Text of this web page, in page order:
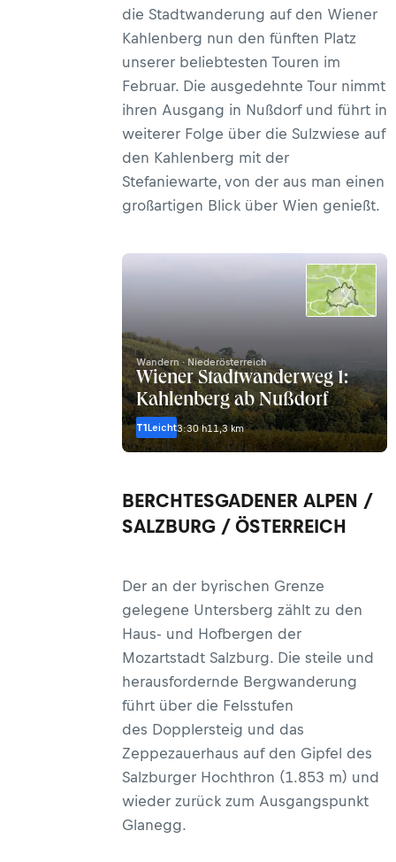
die Stadtwanderung auf den Wiener
Kahlenberg nun den fünften Platz
unserer beliebtesten Touren im
Februar. Die ausgedehnte Tour nimmt
ihren Ausgang in Nußdorf und führt in
weiterer Folge über die Sulzwiese auf
den Kahlenberg mit der
Stefaniewarte, von der aus man einen
großartigen Blick über Wien genießt.
Wandern · Niederösterreich
Wiener Stadtwanderweg 1:
Kahlenberg ab Nußdorf
T1Leicht3:30 h11,3 km
BERCHTESGADENER ALPEN /
SALZBURG / ÖSTERREICH
Der an der byrischen Grenze
gelegene Untersberg zählt zu den
Haus- und Hofbergen der
Mozartstadt Salzburg. Die steile und
herausfordernde Bergwanderung
führt über die Felsstufen
des Dopplersteig und das
Zeppezauerhaus auf den Gipfel des
Salzburger Hochthron (1.853 m) und
wieder zurück zum Ausgangspunkt
Glanegg.